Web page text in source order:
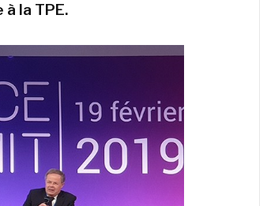
la TPE.